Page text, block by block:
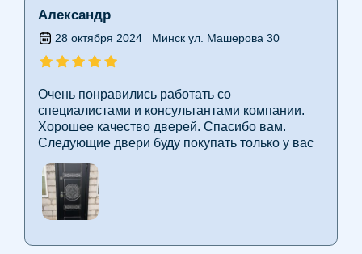
Александр
28 октября 2024 Минск ул. Машерова 30
Очень понравились работать со
специалистами и консультантами компании.
Хорошее качество дверей. Спасибо вам.
Следующие двери буду покупать только у вас